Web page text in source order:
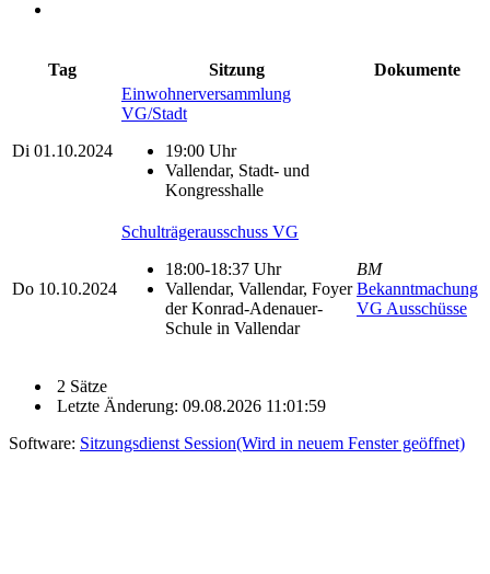
Tag Sitzung Dokumente
Di 01.10.2024
Einwohnerversammlung
VG/Stadt
19:00 Uhr
Vallendar, Stadt- und
Kongresshalle
Do 10.10.2024
Schulträgerausschuss VG
18:00-18:37 Uhr
Vallendar, Vallendar, Foyer
der Konrad-Adenauer-
Schule in Vallendar
BM
Bekanntmachung
VG Ausschüsse
2 Sätze
Letzte Änderung: 09.08.2026 11:01:59
Software: Sitzungsdienst Session(Wird in neuem Fenster geöffnet)